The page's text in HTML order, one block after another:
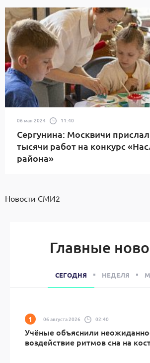
06 мая 2024 11:40
Сергунина: Москвичи
тысячи работ на конкурс
района»
Новости СМИ2
Главные
СЕГОДНЯ НЕДЕЛЯ
06 августа 2026 02:40
Учёные объяснили
воздействие ритмов сна на